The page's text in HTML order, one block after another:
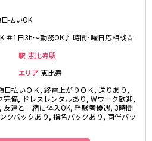
払いOK
＃1日3h～勤務OK♪ 時間･曜日応相談☆
駅 恵比寿駅
エリア 恵比寿
日払いＯＫ, 終電上がりＯＫ, 送りあり,
完備, ドレスレンタルあり, Wワーク歓迎,
友達と一緒に体入OK, 経験者優遇, 3時間
クバックあり, 指名バックあり, 同伴バッ
日吉駅
新丸子駅
武蔵小山駅